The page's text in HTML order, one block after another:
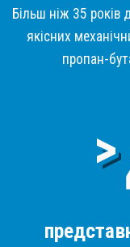
Більш ніж 35 років
якісних
пропан-
>